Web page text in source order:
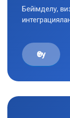
Бейімделу,
Өту